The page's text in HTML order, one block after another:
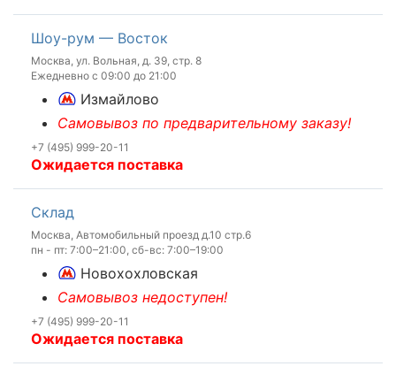
Шоу-рум — Восток
Москва, ул. Вольная, д. 39, стр. 8
Ежедневно с 09:00 до 21:00
Измайлово
Самовывоз по предварительному заказу!
+7 (495) 999-20-11
Ожидается поставка
Склад
Москва, Автомобильный проезд д.10 стр.6
пн - пт: 7:00–21:00, сб-вс: 7:00–19:00
Новохохловская
Самовывоз недоступен!
+7 (495) 999-20-11
Ожидается поставка